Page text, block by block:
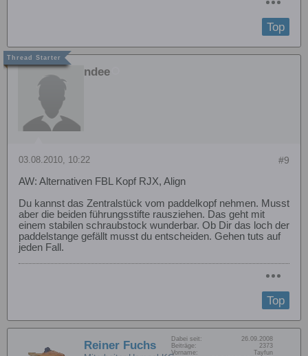
Top
ndee
#9
03.08.2010, 10:22
AW: Alternativen FBL Kopf RJX, Align
Du kannst das Zentralstück vom paddelkopf nehmen. Musst
aber die beiden führungsstifte rausziehen. Das geht mit
einem stabilen schraubstock wunderbar. Ob Dir das loch der
paddelstange gefällt musst du entscheiden. Gehen tuts auf
jeden Fall.
Top
Reiner Fuchs Dabei seit:
26.09.2008
Beiträge:
2373
Vorname:
Tayfun